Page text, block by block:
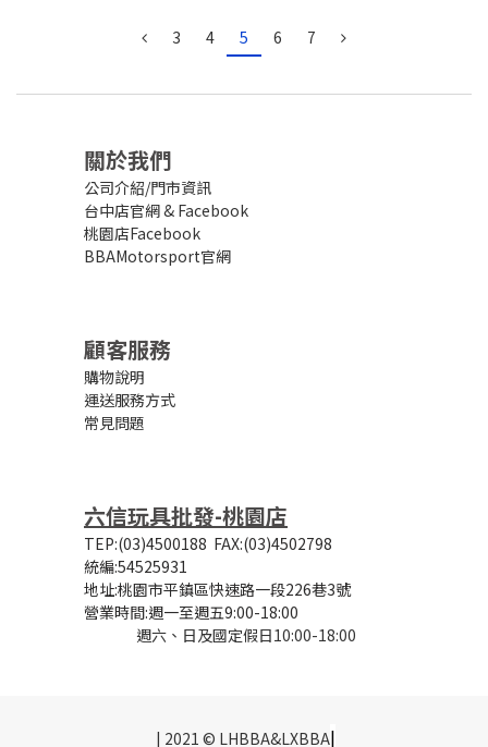
3 4 5 6 7
關於我們
公司介紹/門市資訊
台中店官網& Facebook
桃園店Facebook
BBAMotorsport官網
顧客服務
購物說明
運送服務方式
常見問題
六信玩具批發-桃園店
TEP:(03)4500188 FAX:(03)4502798
統編:54525931
地址:桃園市平鎮區快速路一段226巷3號
營業時間:週一至週五9:00-18:00
週六、日及國定假日10:00-18:00
| 2021 © LHBBA&LXBBA|